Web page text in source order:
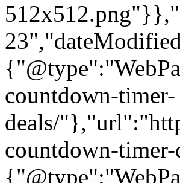
countdown-timer-
deals/
countdown-